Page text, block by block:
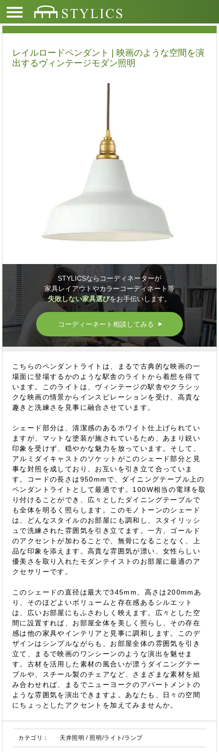
レイルロードペンダント | 映画のような空間を演
出するヴィンテージモダン照明
STYLICSならコーディネーターが
家具レイアウトやカラーコーディネート等
失敗しない家具選びをお手伝いします。
コーディーネート相談してみる ▲
こちらのペンダントライトは、まるで古典的な映画の一
場面に登場するかのような駅舎のライトから着想を得て
います。このライトは、ヴィンテージの駅舎やクラシッ
クな映画の情景からインスピレーションを受け、高貴な
趣きと洗練さを見事に融合させています。
シェード部分は、清潔感のあるホワイト仕上げられてい
ますが、マットな塗装が施されているため、あまり鋭い
印象を受けず、穏やかな魅力を放っています。そして、
アルミダイキャストのソケットがこのシェード部分と見
事な対照を成しており、お互いを引き立て合っていま
す。コードの長さは950mmで、ダイニングテーブル上の
ペンダントライトとして最適です。100W相当の電球を取
り付けることができ、広々としたダイニングテーブルで
も全体を明るく照らします。このモノトーンのシェード
は、どんなスタイルのお部屋にも調和し、スタイリッシ
ュで洗練された雰囲気を引き立てます。一方、ゴールド
のアクセントが加わることで、無骨になることなく、上
品な印象を添えます。高貴な雰囲気が漂い、女性らしい
優美さを取り入れたモダンテイストのお部屋に最適のア
クセサリーです。
このシェードの直径は最大で345mm、高さは200mmあ
り、そのほどよいボリュームと存在感あるシルエット
は、広いお部屋にもふさわしく映えます。広々とした空
間に設置すれば、お部屋全体を美しく照らし、その存在
感は他の家具やインテリアと見事に調和します。このデ
ザインはシンプルながらも、お部屋全体の雰囲気を引き
立て、まるで映画のワンシーンのような演出を魅せま
す。古材を活用した素材の風合いが漂うダイニングテー
ブルや、スチール製のチェアなど、さまざまな素材を組
み合わせれば、まるでニューヨークのアパートメントの
ような雰囲気を演出できますよ。あなたも、日々の空間
にちょっとしたアクセントを加えてみませんか。
カテゴリ： 天井照明 / 照明/ライト/ランプ